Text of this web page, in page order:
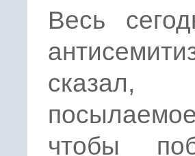
Весь
сказал,
чтобы